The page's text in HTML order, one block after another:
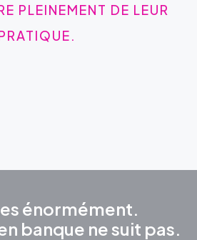
PLEINEMENT DE LEUR
énormément.
banque ne suit pas.